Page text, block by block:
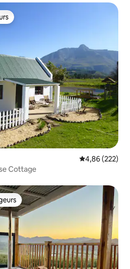
Évaluation
4,86 (222)
Cottage
les plus appréciés